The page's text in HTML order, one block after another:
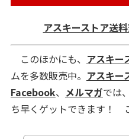
アスキーストア送
このほかにも、 アスキー
ムを多数販売中。 アスキ
Facebook、 メルマガでは
ち早くゲットできます！